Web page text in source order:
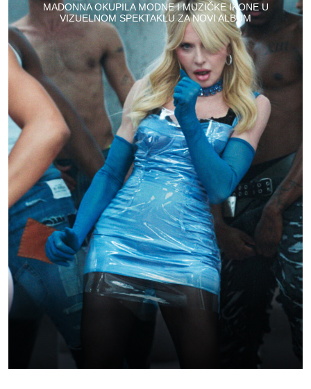
MADONNA OKUPILA MODNE I MUZIČKE IKONE U
VIZUELNOM SPEKTAKLU ZA NOVI ALBUM